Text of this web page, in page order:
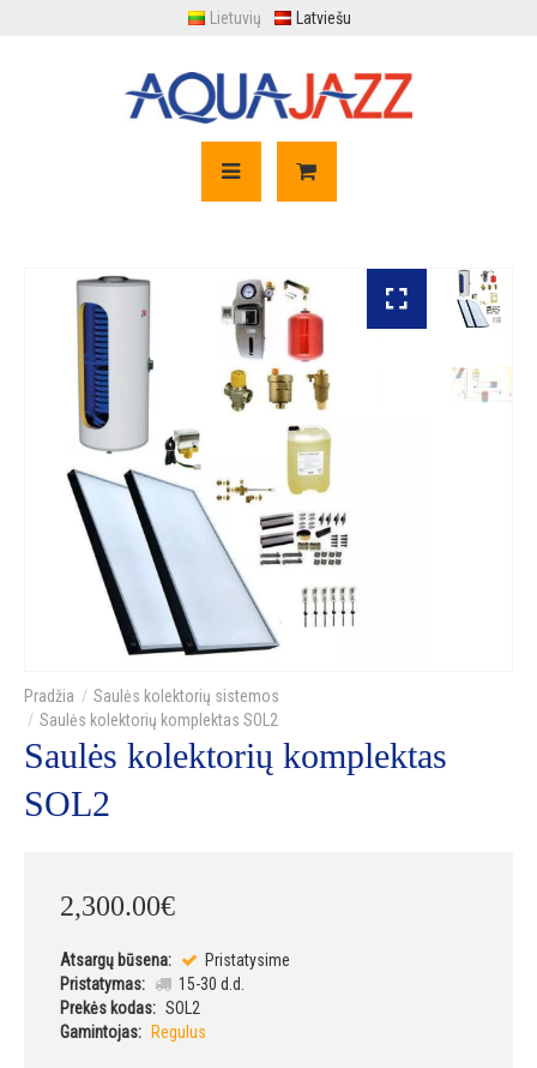
Lietuvių Latviešu
Saulės kolektorių sistemos
Saulės kolektorių komplektas SOL2
Saulės kolektorių komplektas
SOL2
2,300.00€
Atsargų būsena:
Pristatysime
Pristatymas:
15-30 d.d.
Prekės kodas: SOL2
Gamintojas:
Regulus